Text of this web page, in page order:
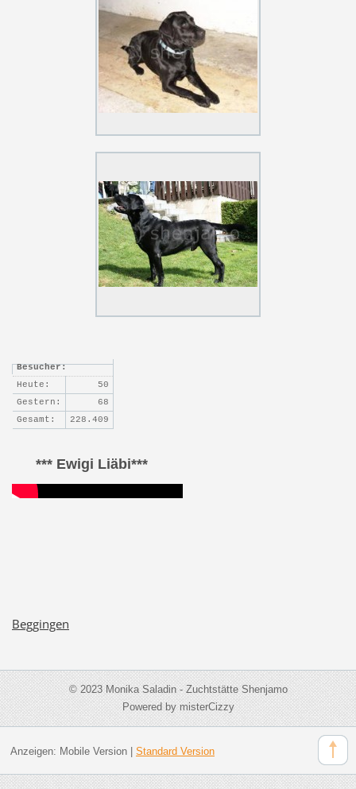
Besucher:
Heute:
50
Gestern:
68
Gesamt:
228.409
*** Ewigi Liäbi***
Beggingen
© 2023 Monika Saladin - Zuchtstätte Shenjamo
Powered by misterCizzy
Anzeigen: Mobile Version| Standard Version